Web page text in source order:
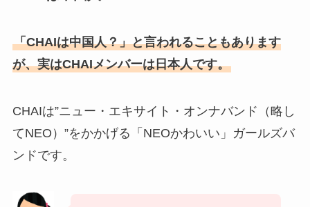
「CHAIは中国人？」と言われることもあります
が、実はCHAIメンバーは日本人です。
CHAIは”ニュー・エキサイト・オンナバンド（略し
てNEO）”をかかげる「NEOかわいい」ガールズバ
ンドです。